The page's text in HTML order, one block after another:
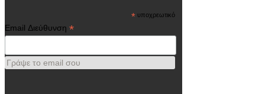
* υποχρεωτικό
Email Διεύθυνση *
Γράψε το email σου